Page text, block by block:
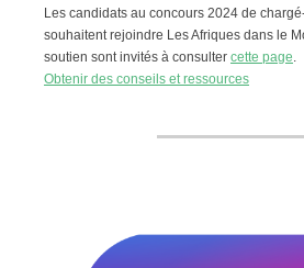
Les candidats au concours 2024 de
souhaitent rejoindre Les Afriques dans le
soutien sont invités à consulter cette page.
Obtenir des conseils et ressources